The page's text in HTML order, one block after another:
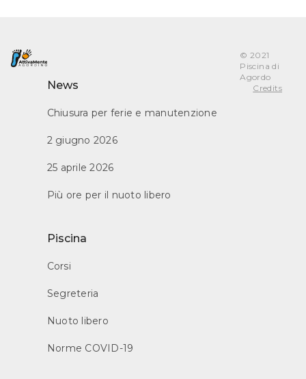
News
Chiusura per ferie e manutenzione
2 giugno 2026
25 aprile 2026
Più ore per il nuoto libero
Piscina
Corsi
Segreteria
Nuoto libero
Norme COVID-19
© 2021
Piscina di
Agordo
Credits